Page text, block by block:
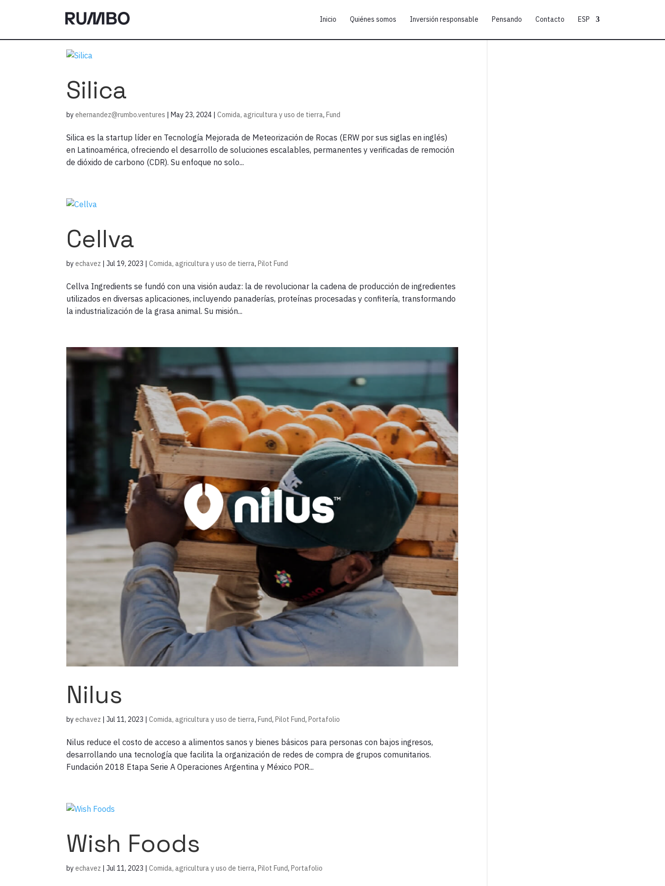
Inicio Quiénes somos Inversión responsable Pensando Contacto ESP
Silica
by ehernandez@rumbo.ventures |May 23, 2024 |Comida, agricultura y uso de tierra,Fund
Silica es la startup líder en Tecnología Mejorada de Meteorización de Rocas (ERW por sus siglas en inglés)
en Latinoamérica, ofreciendo el desarrollo de soluciones escalables, permanentes y verificadas de remoción
de dióxido de carbono (CDR). Su enfoque no solo...
Cellva
by echavez |Jul 19, 2023 |Comida, agricultura y uso de tierra,Pilot Fund
Cellva Ingredients se fundó con una visión audaz: la de revolucionar la cadena de producción de ingredientes
utilizados en diversas aplicaciones, incluyendo panaderías, proteínas procesadas y confitería, transformando
la industrialización de la grasa animal. Su misión...
Nilus
by echavez |Jul 11, 2023 |Comida, agricultura y uso de tierra,Fund,Pilot Fund,Portafolio
Nilus reduce el costo de acceso a alimentos sanos y bienes básicos para personas con bajos ingresos,
desarrollando una tecnología que facilita la organización de redes de compra de grupos comunitarios.
Fundación 2018 Etapa Serie A Operaciones Argentina y México POR...
Wish Foods
by echavez |Jul 11, 2023 |Comida, agricultura y uso de tierra,Pilot Fund,Portafolio